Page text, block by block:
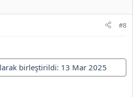
#8
birleştirildi: 13 Mar 2025